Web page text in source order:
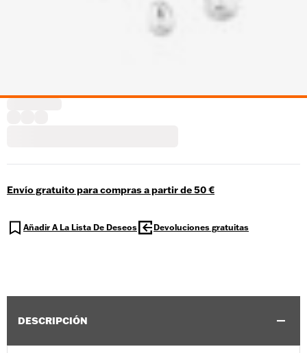
Envío gratuito para compras a partir de 50 €
Añadir A La Lista De Deseos Devoluciones gratuitas
DESCRIPCIÓN